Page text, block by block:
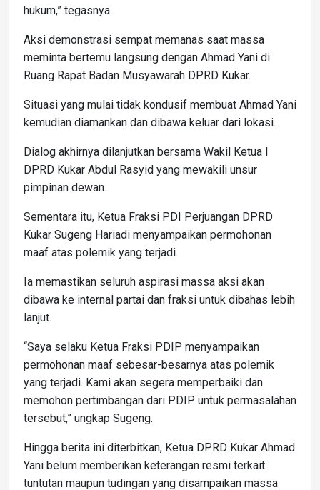
hukum,” tegasnya.
Aksi demonstrasi sempat memanas saat massa
meminta bertemu langsung dengan Ahmad Yani di
Ruang Rapat Badan Musyawarah DPRD Kukar.
Situasi yang mulai tidak kondusif membuat Ahmad Yani
kemudian diamankan dan dibawa keluar dari lokasi.
Dialog akhirnya dilanjutkan bersama Wakil Ketua I
DPRD Kukar Abdul Rasyid yang mewakili unsur
pimpinan dewan.
Sementara itu, Ketua Fraksi PDI Perjuangan DPRD
Kukar Sugeng Hariadi menyampaikan permohonan
maaf atas polemik yang terjadi.
Ia memastikan seluruh aspirasi massa aksi akan
dibawa ke internal partai dan fraksi untuk dibahas lebih
lanjut.
“Saya selaku Ketua Fraksi PDIP menyampaikan
permohonan maaf sebesar-besarnya atas polemik
yang terjadi. Kami akan segera memperbaiki dan
memohon pertimbangan dari PDIP untuk permasalahan
tersebut,” ungkap Sugeng.
Hingga berita ini diterbitkan, Ketua DPRD Kukar Ahmad
Yani belum memberikan keterangan resmi terkait
tuntutan maupun tudingan yang disampaikan massa